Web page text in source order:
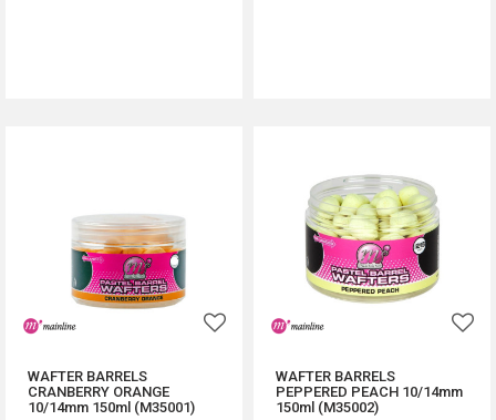
WAFTER BARRELS
CRANBERRY ORANGE
10/14mm 150ml (M35001)
WAFTER BARRELS
PEPPERED PEACH 10/14mm
150ml (M35002)